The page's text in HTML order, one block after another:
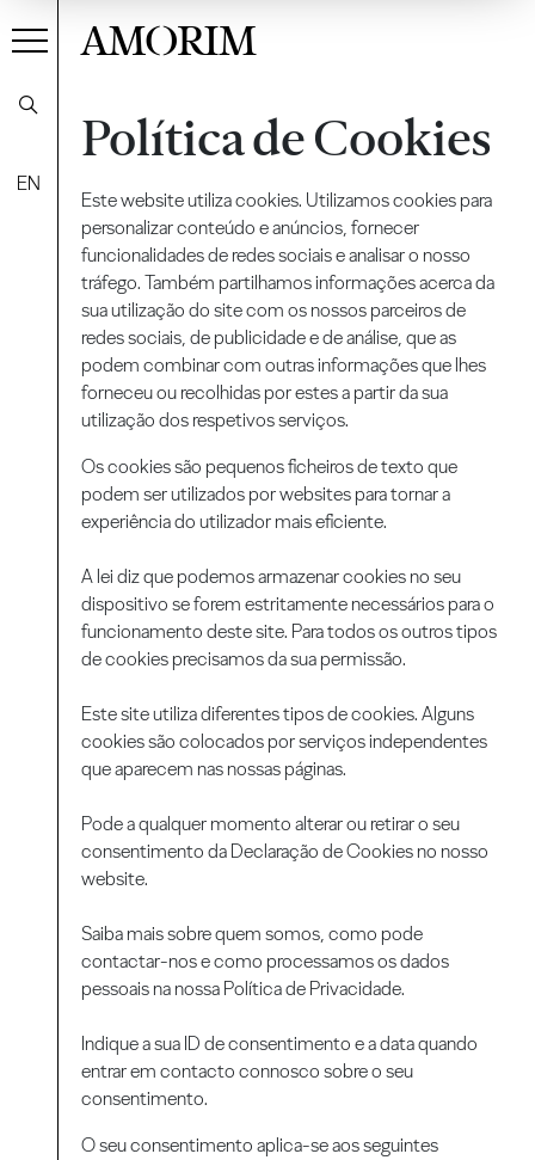
EN
AMORIM
Política de Cookies
Este website utiliza cookies. Utilizamos cookies para
personalizar conteúdo e anúncios, fornecer
funcionalidades de redes sociais e analisar o nosso
tráfego. Também partilhamos informações acerca da
sua utilização do site com os nossos parceiros de
redes sociais, de publicidade e de análise, que as
podem combinar com outras informações que lhes
forneceu ou recolhidas por estes a partir da sua
utilização dos respetivos serviços.
Os cookies são pequenos ficheiros de texto que
podem ser utilizados por websites para tornar a
experiência do utilizador mais eficiente.
A lei diz que podemos armazenar cookies no seu
dispositivo se forem estritamente necessários para o
funcionamento deste site. Para todos os outros tipos
de cookies precisamos da sua permissão.
Este site utiliza diferentes tipos de cookies. Alguns
cookies são colocados por serviços independentes
que aparecem nas nossas páginas.
Pode a qualquer momento alterar ou retirar o seu
consentimento da Declaração de Cookies no nosso
website.
Saiba mais sobre quem somos, como pode
contactar-nos e como processamos os dados
pessoais na nossa Política de Privacidade.
Indique a sua ID de consentimento e a data quando
entrar em contacto connosco sobre o seu
consentimento.
O seu consentimento aplica-se aos seguintes